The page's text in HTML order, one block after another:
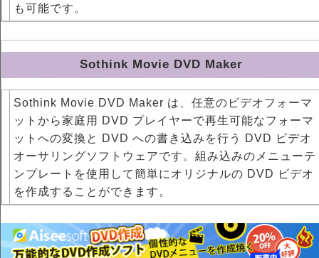
も可能です。
Sothink Movie DVD Maker
Sothink Movie DVD Maker は、任意のビデオフォーマ
ットから家庭用 DVD プレイヤーで再生可能なフォーマ
ットへの変換と DVD への書き込みを行う DVD ビデオ
オーサリングソフトウェアです。組み込みのメニューテ
ンプレートを使用して簡単にオリジナルの DVD ビデオ
を作成することができます。